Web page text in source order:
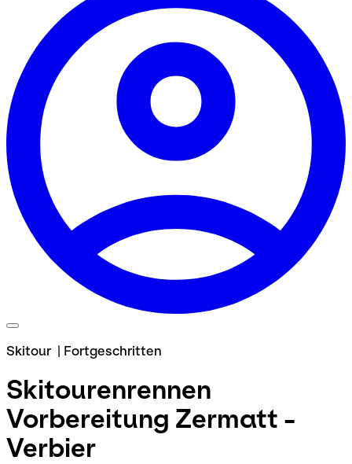
Skitour | Fortgeschritten
Skitourenrennen
Vorbereitung Zermatt -
Verbier